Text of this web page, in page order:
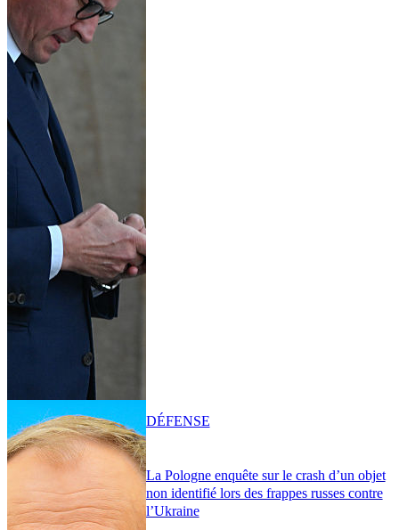
La Pologne enquête sur le crash d’un objet
non identifié lors des frappes russes contre
l’Ukraine
DÉFENSE